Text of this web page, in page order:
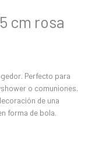
cm rosa
Perfecto para
o comuniones.
de una
forma de bola.